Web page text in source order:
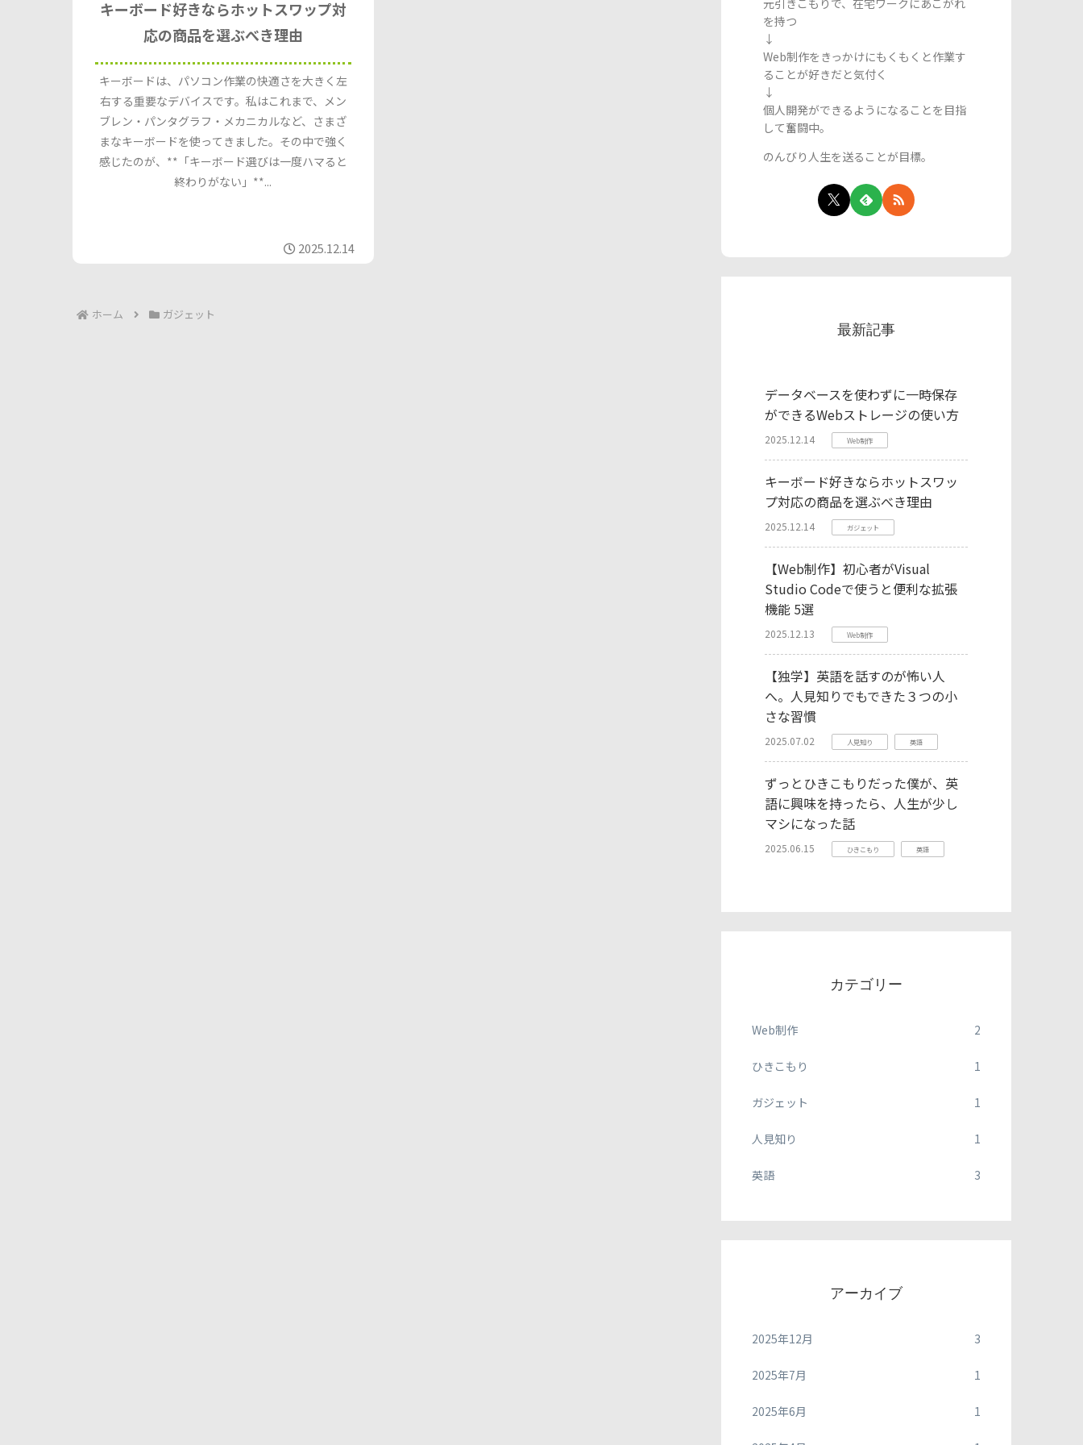
キーボード好きならホットスワップ対
応の商品を選ぶべき理由
キーボードは、パソコン作業の快適さを大きく左
右する重要なデバイスです。私はこれまで、メン
ブレン・パンタグラフ・メカニカルなど、さまざ
まなキーボードを使ってきました。その中で強く
感じたのが、**「キーボード選びは一度ハマると
終わりがない」**...
2025.12.14
ホーム ガジェット
元引きこもりで、在宅ワークにあこがれ
を持つ
↓
Web制作をきっかけにもくもくと作業す
ることが好きだと気付く
↓
個人開発ができるようになることを目指
して奮闘中。
のんびり人生を送ることが目標。
最新記事
データベースを使わずに一時保存
ができるWebストレージの使い方
2025.12.14 Web制作
キーボード好きならホットスワッ
プ対応の商品を選ぶべき理由
2025.12.14 ガジェット
【Web制作】初心者がVisual
Studio Codeで使うと便利な拡張
機能 5選
2025.12.13 Web制作
【独学】英語を話すのが怖い人
へ。人見知りでもできた３つの小
さな習慣
2025.07.02 人見知り 英語
ずっとひきこもりだった僕が、英
語に興味を持ったら、人生が少し
マシになった話
2025.06.15 ひきこもり 英語
カテゴリー
Web制作 2
ひきこもり 1
ガジェット 1
人見知り 1
英語 3
アーカイブ
2025年12月 3
2025年7月 1
2025年6月 1